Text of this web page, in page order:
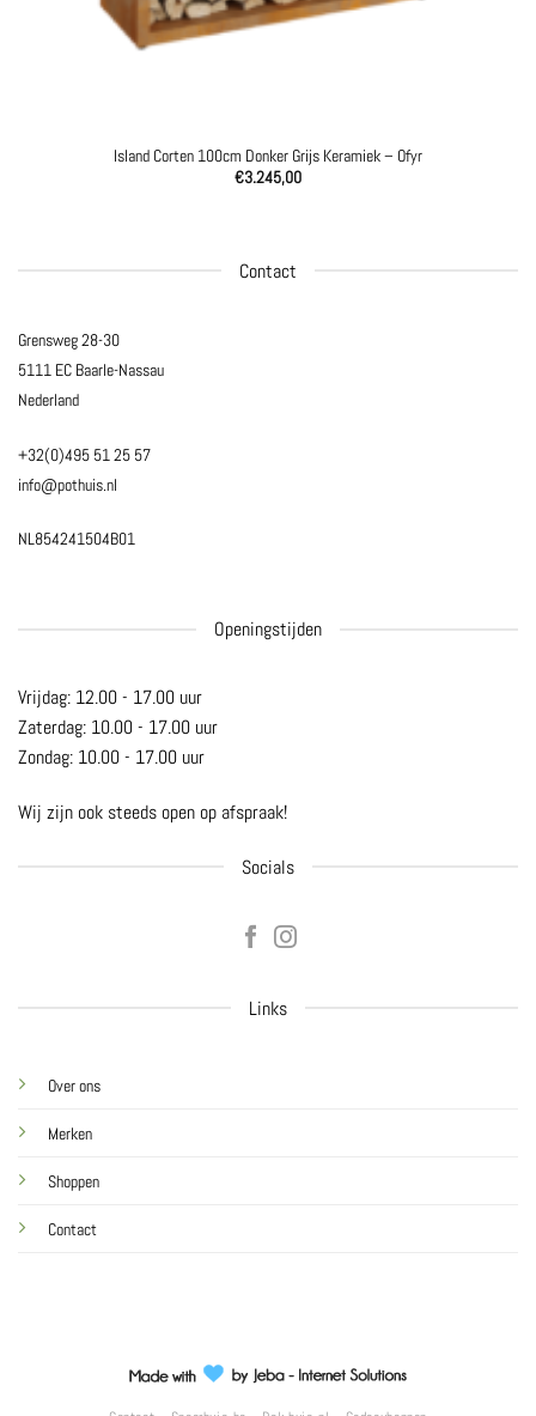
Island Corten 100cm Donker Grijs Keramiek – Ofyr
€3.245,00
Contact
Grensweg 28-30
5111 EC Baarle-Nassau
Nederland
+32(0)495 51 25 57
info@pothuis.nl
NL854241504B01
Links
Over ons
Merken
Shoppen
Contact
Openingstijden
Vrijdag: 12.00 - 17.00 uur
Zaterdag: 10.00 - 17.00 uur
Zondag: 10.00 - 17.00 uur
Wij zijn ook steeds open op afspraak!
Socials